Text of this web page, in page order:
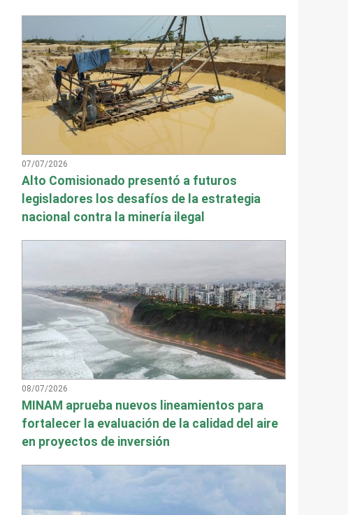
07/07/2026
Alto Comisionado presentó a futuros
legisladores los desafíos de la estrategia
nacional contra la minería ilegal
08/07/2026
MINAM aprueba nuevos lineamientos para
fortalecer la evaluación de la calidad del aire
en proyectos de inversión